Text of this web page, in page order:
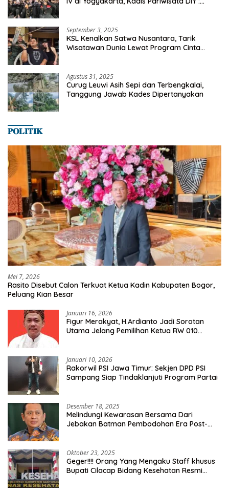
September 3, 2025
KSL Kenalkan Satwa Nusantara, Tarik
Wisatawan Dunia Lewat Program Cinta
Agustus 31, 2025
Curug Leuwi Asih Sepi dan Terbengkalai,
Tanggung Jawab Kades Dipertanyakan
𝐏𝐎𝐋𝐈𝐓𝐈𝐊
Mei 7, 2026
Rasito Disebut Calon Terkuat Ketua Kadin Kabupaten Bogor,
Peluang Kian Besar
Januari 16, 2026
Figur Merakyat, H.Ardianto Jadi Sorotan
Utama Jelang Pemilihan Ketua RW 010
Januari 10, 2026
Rakorwil PSI Jawa Timur: Sekjen DPD PSI
Sampang Siap Tindaklanjuti Program Partai
Desember 18, 2025
Melindungi Kewarasan Bersama Dari
Jebakan Batman Pembodohan Era Post-
Oktober 23, 2025
Geger!!!! Orang Yang Mengaku Staff khusus
Bupati Cilacap Bidang Kesehatan Resmi